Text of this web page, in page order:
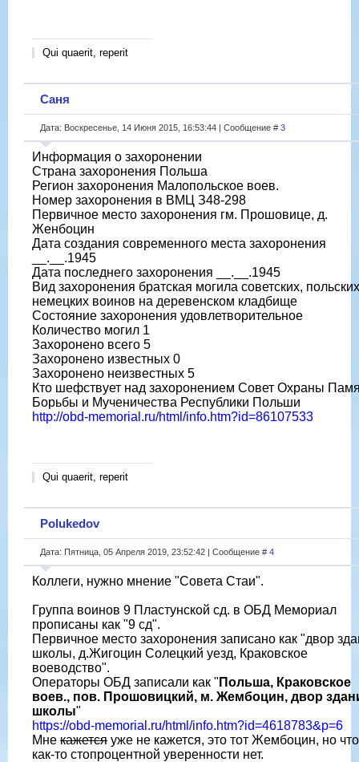
Qui quaerit, reperit
Саня
Дата: Воскресенье, 14 Июня 2015, 16:53:44 | Сообщение # 3
Информация о захоронении
Страна захоронения Польша
Регион захоронения Малопольское воев.
Номер захоронения в ВМЦ З48-298
Первичное место захоронения гм. Прошовице, д.
Женбоцин
Дата создания современного места захоронения
__.__.1945
Дата последнего захоронения __.__.1945
Вид захоронения братская могила советских,
немецких воинов на деревенском кладбище
Состояние захоронения удовлетворительное
Количество могил 1
Захоронено всего 5
Захоронено известных 0
Захоронено неизвестных 5
Кто шефствует над захоронением Совет Охраны
Борьбы и Мученичества Республики Польши
http://obd-memorial.ru/html/info.htm?id=86107533
Qui quaerit, reperit
Polukedov
Дата: Пятница, 05 Апреля 2019, 23:52:42 | Сообщение # 4
Коллеги, нужно мнение "Совета Стаи".
Группа воинов 9 Пластунской сд. в ОБД Мемориал
прописаны как "9 сд".
Первичное место захоронения записано как "двор
школы, д.Жигоцин Солецкий уезд, Краковское
воеводство".
Операторы ОБД записали как " Польша, Краковское
воев., пов. Прошовицкий, м. Жембоцин, двор
школы"
https://obd-memorial.ru/html/info.htm?id=4618783&p=6
Мне кажется уже не кажется, это тот Жембоцин, но
как-то стопроцентной уверенности нет.